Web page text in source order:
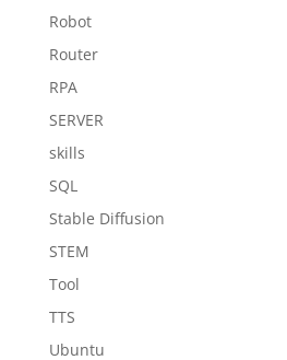
Robot
Router
RPA
SERVER
skills
SQL
Stable Diffusion
STEM
Tool
TTS
Ubuntu